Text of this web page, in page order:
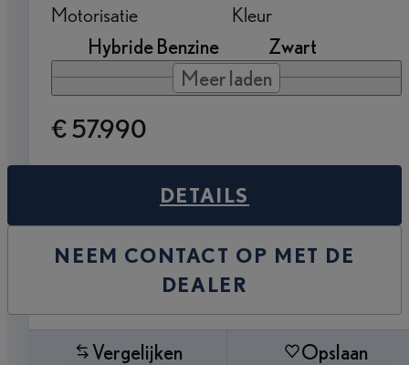
Motorisatie
Hybride Benzine
Kleur
Zwart
Meer laden
€ 57.990
DETAILS
NEEM CONTACT OP MET DE
DEALER
Vergelijken Opslaan